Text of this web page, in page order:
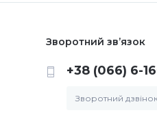
Зворотний зв’язок
+38 (066) 6-
Зворотний дзвінок